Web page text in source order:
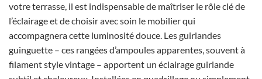
votre terrasse, il est indispensable de maîtriser le rôle clé de
l’éclairage et de choisir avec soin le mobilier qui
accompagnera cette luminosité douce. Les guirlandes
guinguette – ces rangées d’ampoules apparentes, souvent à
filament style vintage – apportent un éclairage guirlande